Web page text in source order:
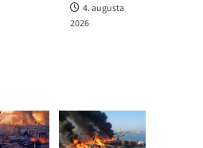
4. augusta
2026